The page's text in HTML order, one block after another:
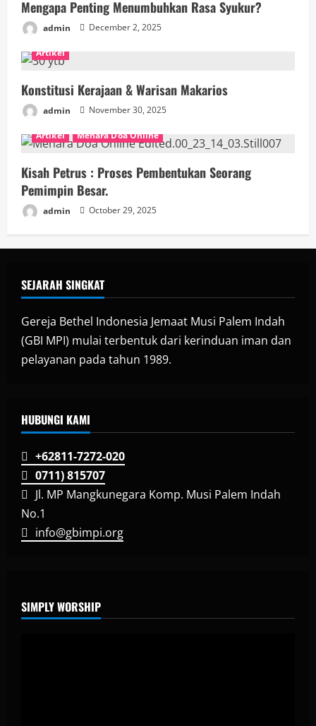
Mengapa Penting Menumbuhkan Rasa Syukur?
admin December 2, 2025
Artikel
Konstitusi Kerajaan & Warisan Makarios
admin November 30, 2025
Artikel Menara Doa Online
Kisah Petrus : Proses Pembentukan Seorang
Pemimpin Besar.
admin October 29, 2025
SEJARAH SINGKAT
Gereja Bethel Indonesia Jemaat Musi Palem Indah
(GBI MPI) mulai terbentuk dari kerinduan iman dan
pelayanan pada tahun 1989.
HUBUNGI KAMI
+62811-7272-020
0711) 815707
Jl. MP Mangkunegara Komp. Musi Palem Indah
No.1
info@gbimpi.org
SIMPLY WORSHIP